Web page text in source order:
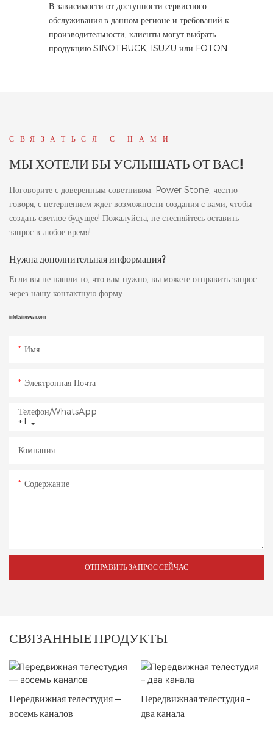
В зависимости от доступности сервисного
обслуживания в данном регионе и требований к
производительности, клиенты могут выбрать
продукцию SINOTRUCK, ISUZU или FOTON.
СВЯЗАТЬСЯ С НАМИ
МЫ ХОТЕЛИ БЫ УСЛЫШАТЬ ОТ ВАС!
Поговорите с доверенным советником. Power Stone, честно
говоря, с нетерпением ждет возможности создания с вами, чтобы
создать светлое будущее! Пожалуйста, не стесняйтесь оставить
запрос в любое время!
Нужна дополнительная информация?
Если вы не нашли то, что вам нужно, вы можете отправить запрос
через нашу контактную форму.
info@sinoswan.com
Имя
Электронная Почта
+1
Телефон/WhatsApp
Компания
Содержание
ОТПРАВИТЬ ЗАПРОС СЕЙЧАС
СВЯЗАННЫЕ ПРОДУКТЫ
Передвижная телестудия —
восемь каналов
Передвижная телестудия –
два канала